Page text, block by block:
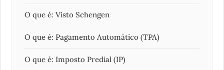
O que é: Visto Schengen
O que é: Pagamento Automático (TPA)
O que é: Imposto Predial (IP)